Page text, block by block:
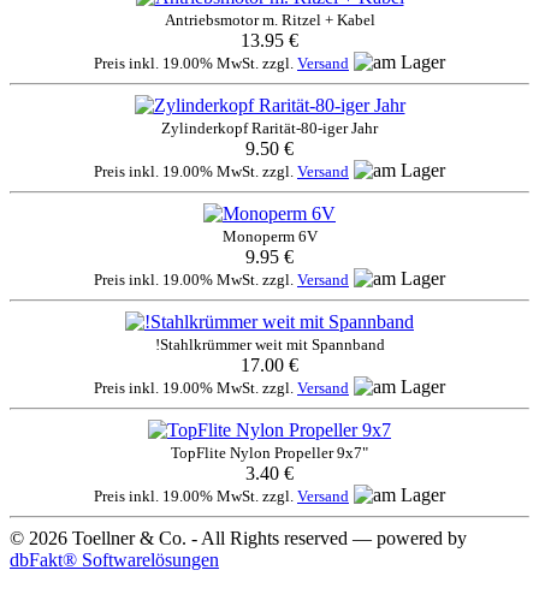
Antriebsmotor m. Ritzel + Kabel
13.95 €
Preis inkl. 19.00% MwSt. zzgl. Versand
Zylinderkopf Rarität-80-iger Jahr
9.50 €
Preis inkl. 19.00% MwSt. zzgl. Versand
Monoperm 6V
9.95 €
Preis inkl. 19.00% MwSt. zzgl. Versand
!Stahlkrümmer weit mit Spannband
17.00 €
Preis inkl. 19.00% MwSt. zzgl. Versand
TopFlite Nylon Propeller 9x7"
3.40 €
Preis inkl. 19.00% MwSt. zzgl. Versand
© 2026 Toellner & Co. - All Rights reserved — powered by
dbFakt® Softwarelösungen